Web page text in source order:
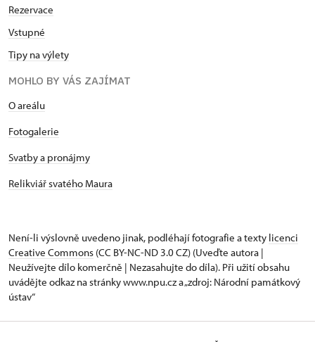
Rezervace
Vstupné
Tipy na výlety
MOHLO BY VÁS ZAJÍMAT
O areálu
Fotogalerie
Svatby a pronájmy
Relikviář svatého Maura
Není-li výslovně uvedeno jinak, podléhají fotografie a texty licenci
Creative Commons (CC BY-NC-ND 3.0 CZ) (Uveďte autora |
Neužívejte dílo komerčně | Nezasahujte do díla). Při užití obsahu
uvádějte odkaz na stránky www.npu.cz a „zdroj: Národní památkový
ústav“